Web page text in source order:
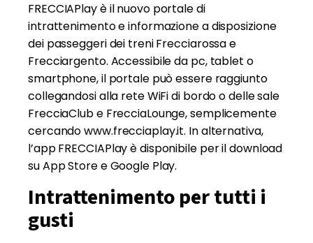
FRECCIAPlay è il nuovo portale di
intrattenimento e informazione a disposizione
dei passeggeri dei treni Frecciarossa e
Frecciargento. Accessibile da pc, tablet o
smartphone, il portale può essere raggiunto
collegandosi alla rete WiFi di bordo o delle sale
FrecciaClub e FrecciaLounge, semplicemente
cercando www.frecciaplay.it. In alternativa,
l’app FRECCIAPlay è disponibile per il download
su App Store e Google Play.
Intrattenimento per tutti i
gusti